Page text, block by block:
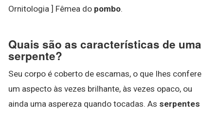
Ornitologia ] Fêmea do pombo.
Quais são as características de uma
serpente?
Seu corpo é coberto de escamas, o que Ihes confere
um aspecto às vezes brilhante, às vezes opaco, ou
ainda uma aspereza quando tocadas. As serpentes